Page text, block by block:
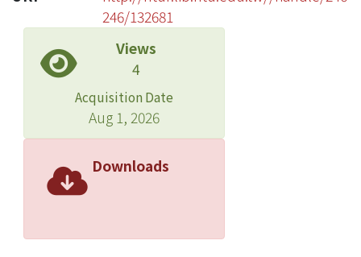
246/132681
Views
4
Acquisition Date
Aug 1, 2026
Downloads